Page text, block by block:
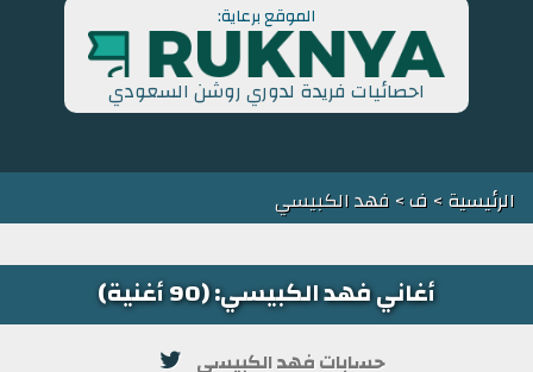
الموقع برعاية:
احصائيات فريدة لدوري روشن السعودي
الرئيسية> ف> فهد الكبيسي
أغاني فهد الكبيسي: (90 أغنية)
حسابات فهد الكبيسي